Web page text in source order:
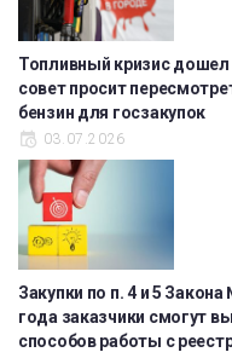
Топливный кризис
совет просит
бензин для госзакупок
03.07.2026
Закупки по п. 4 и 5
года заказчики смогут
способов работы с